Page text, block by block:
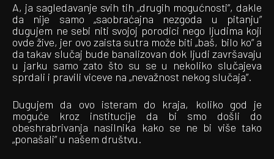
A, ja sagledavanje svih tih „drugih mogućnosti”, dakle
da nije samo „saobraćajna nezgoda u pitanju”
dugujem ne sebi niti svojoj porodici nego ljudima koji
ovde žive, jer ovo zaista sutra može biti „baš, bilo ko” a
da takav slučaj bude banalizovan dok ljudi završavaju
u jarku samo zato što su se u nekoliko slučajeva
sprdali i pravili viceve na „nevažnost nekog slučaja”.
Dugujem da ovo isteram do kraja, koliko god je
moguće kroz institucije da bi smo došli do
obeshrabrivanja nasilnika kako se ne bi više tako
„ponašali” u našem društvu.